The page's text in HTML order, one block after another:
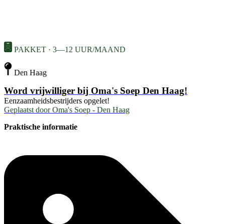
PAKKET · 3—12 UUR/MAAND
Den Haag
Word vrijwilliger bij Oma's Soep Den Haag!
Eenzaamheidsbestrijders opgelet!
Geplaatst door Oma's Soep - Den Haag
Praktische informatie